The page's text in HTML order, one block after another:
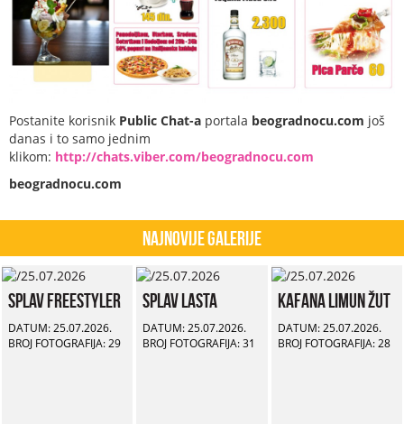
Postanite korisnik Public Chat-a portala beogradnocu.com još
danas i to samo jednim
klikom: http://chats.viber.com/beogradnocu.com
beogradnocu.com
Najnovije Galerije
Splav Freestyler
DATUM: 25.07.2026.
BROJ FOTOGRAFIJA: 29
Splav Lasta
DATUM: 25.07.2026.
BROJ FOTOGRAFIJA: 31
Kafana Limun Žut
DATUM: 25.07.2026.
BROJ FOTOGRAFIJA: 28